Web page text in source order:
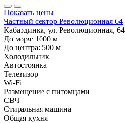
Показать цены
Частный сектор Революционная 64
Кабардинка, ул. Революционная, 64
До моря: 1000 м
До центра: 500 м
Холодильник
Автостоянка
Телевизор
Wi-Fi
Размещение с питомцами
СВЧ
Стиральная машина
Общая кухня